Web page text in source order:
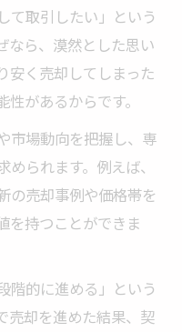
て取引したい」という
なら、漠然とした思い
安く売却してしまった
があるからです。
市場動向を把握し、専
られます。例えば、
の売却事例や価格帯を
を持つことができま
階的に進める」という
売却を進めた結果、契